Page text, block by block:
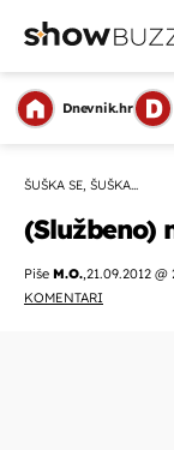
Dnevnik.hr
ŠUŠKA SE, ŠUŠKA...
(Službeno)
Piše M.O.,21.09.2012 @
KOMENTARI